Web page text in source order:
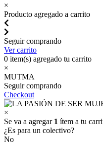
×
Producto agregado a carrito
Seguir comprando
Ver carrito
0 item(s) agregado tu carrito
×
MUTMA
Seguir comprando
Checkout
×
Se va a agregar 1 ítem a tu
¿Es para un colectivo?
No